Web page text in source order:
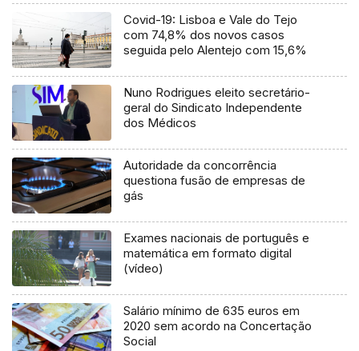
Covid-19: Lisboa e Vale do Tejo
com 74,8% dos novos casos
seguida pelo Alentejo com 15,6%
Nuno Rodrigues eleito secretário-
geral do Sindicato Independente
dos Médicos
Autoridade da concorrência
questiona fusão de empresas de
gás
Exames nacionais de português e
matemática em formato digital
(vídeo)
Salário mínimo de 635 euros em
2020 sem acordo na Concertação
Social